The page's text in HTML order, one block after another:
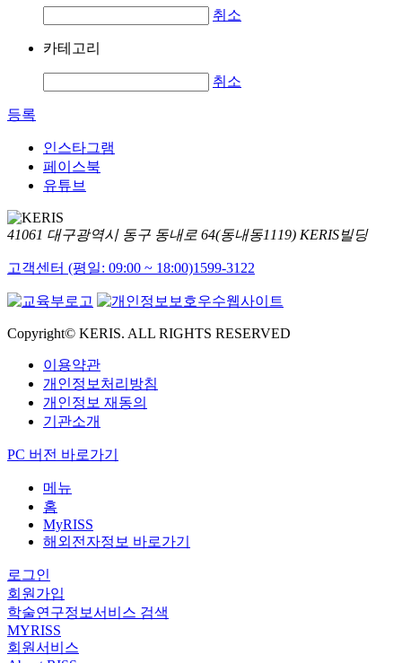
취소
카테고리
취소
등록
인스타그램
페이스북
유튜브
41061 대구광역시 동구 동내로 64(동내동1119) KERIS빌딩
고객센터 (평일: 09:00 ~ 18:00)1599-3122
Copyright© KERIS. ALL RIGHTS RESERVED
이용약관
개인정보처리방침
개인정보 재동의
기관소개
PC 버전 바로가기
메뉴
홈
MyRISS
해외전자정보 바로가기
로그인
회원가입
학술연구정보서비스 검색
MYRISS
회원서비스